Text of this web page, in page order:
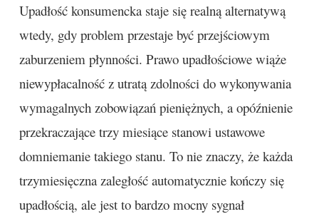
Upadłość konsumencka staje się realną alternatywą
wtedy, gdy problem przestaje być przejściowym
zaburzeniem płynności. Prawo upadłościowe wiąże
niewypłacalność z utratą zdolności do wykonywania
wymagalnych zobowiązań pieniężnych, a opóźnienie
przekraczające trzy miesiące stanowi ustawowe
domniemanie takiego stanu. To nie znaczy, że każda
trzymiesięczna zaległość automatycznie kończy się
upadłością, ale jest to bardzo mocny sygnał